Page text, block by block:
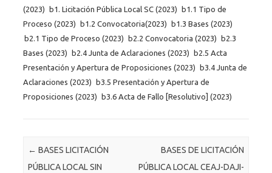
(2023) b1. Licitación Pública Local SC (2023) b1.1 Tipo de
Proceso (2023) b1.2 Convocatoria(2023) b1.3 Bases (2023)
b2.1 Tipo de Proceso (2023) b2.2 Convocatoria (2023) b2.3
Bases (2023) b2.4 Junta de Aclaraciones (2023) b2.5 Acta
Presentación y Apertura de Proposiciones (2023) b3.4 Junta de
Aclaraciones (2023) b3.5 Presentación y Apertura de
Proposiciones (2023) b3.6 Acta de Fallo [Resolutivo] (2023)
Post navigation
← BASES LICITACIÓN
PÚBLICA LOCAL SIN
BASES DE LICITACIÓN
PÚBLICA LOCAL CEAJ-DAJI-